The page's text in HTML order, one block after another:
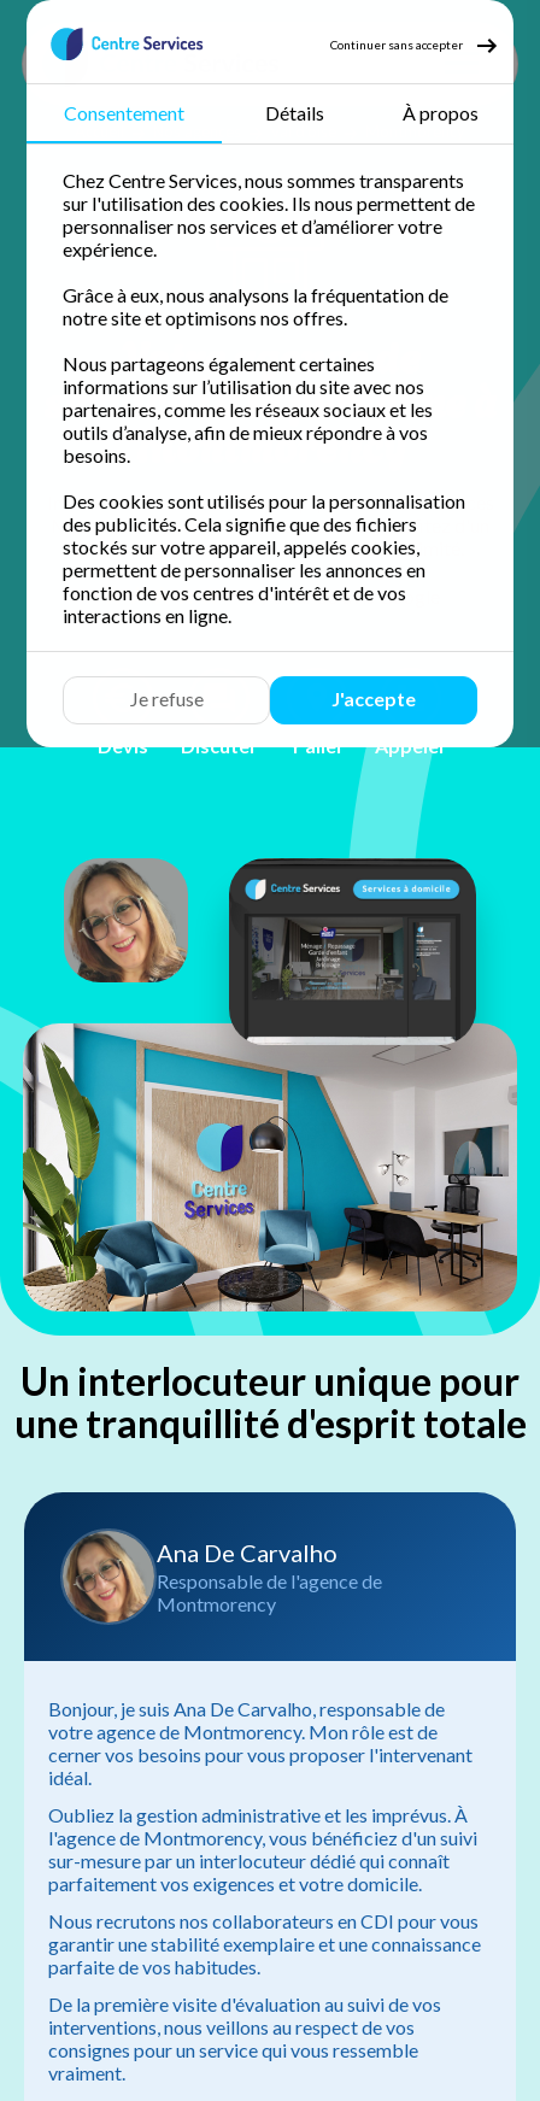
Continuer sans accepter
Consentement Détails À propos
Chez Centre Services, nous sommes transparents
sur l'utilisation des cookies. Ils nous permettent de
personnaliser nos services et d’améliorer votre
expérience.
Grâce à eux, nous analysons la fréquentation de
notre site et optimisons nos offres.
Nous partageons également certaines
informations sur l’utilisation du site avec nos
partenaires, comme les réseaux sociaux et les
outils d’analyse, afin de mieux répondre à vos
besoins.
Des cookies sont utilisés pour la personnalisation
des publicités. Cela signifie que des fichiers
stockés sur votre appareil, appelés cookies,
permettent de personnaliser les annonces en
fonction de vos centres d'intérêt et de vos
interactions en ligne.
Je refuse J'accepte
Votre agence de
services à la personne à
Montmorency
Installée au cœur de la ville, l'équipe de Centre Services
Montmorency simplifie votre quotidien. Profitez d'un
accompagnement personnalisé et de proximité.
4.9 / 5 sur 55 avisGoogle
Devis Discuter Y aller Appeler
Ana De
Carvalho
9 Place des Cerisiers
95160 Montmorency
Un interlocuteur unique pour
une tranquillité d'esprit totale
Ana De Carvalho
Responsable de l'agence de
Montmorency
Bonjour, je suis Ana De Carvalho, responsable de
votre agence de Montmorency. Mon rôle est de
cerner vos besoins pour vous proposer l'intervenant
idéal.
Oubliez la gestion administrative et les imprévus. À
l'agence de Montmorency, vous bénéficiez d'un suivi
sur-mesure par un interlocuteur dédié qui connaît
parfaitement vos exigences et votre domicile.
Nous recrutons nos collaborateurs en CDI pour vous
garantir une stabilité exemplaire et une connaissance
parfaite de vos habitudes.
De la première visite d'évaluation au suivi de vos
interventions, nous veillons au respect de vos
consignes pour un service qui vous ressemble
vraiment.